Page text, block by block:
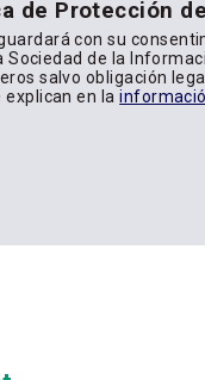
de Protección
con su
de la
salvo obligación
explican en la